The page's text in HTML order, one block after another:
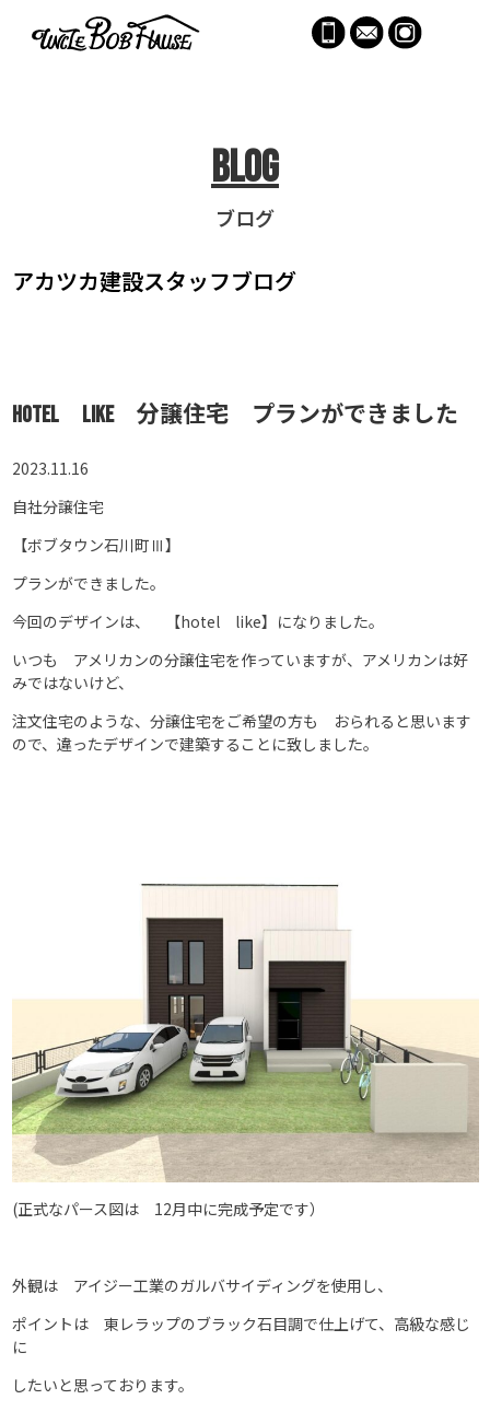
Blog
ブログ
アカツカ建設スタッフブログ
hotel like 分譲住宅 プランができました
2023.11.16
自社分譲住宅
【ボブタウン石川町Ⅲ】
プランができました。
今回のデザインは、 【hotel like】になりました。
いつも アメリカンの分譲住宅を作っていますが、アメリカンは好
みではないけど、
注文住宅のような、分譲住宅をご希望の方も おられると思います
ので、違ったデザインで建築することに致しました。
(正式なパース図は 12月中に完成予定です）
外観は アイジー工業のガルバサイディングを使用し、
ポイントは 東レラップのブラック石目調で仕上げて、高級な感じ
に
したいと思っております。